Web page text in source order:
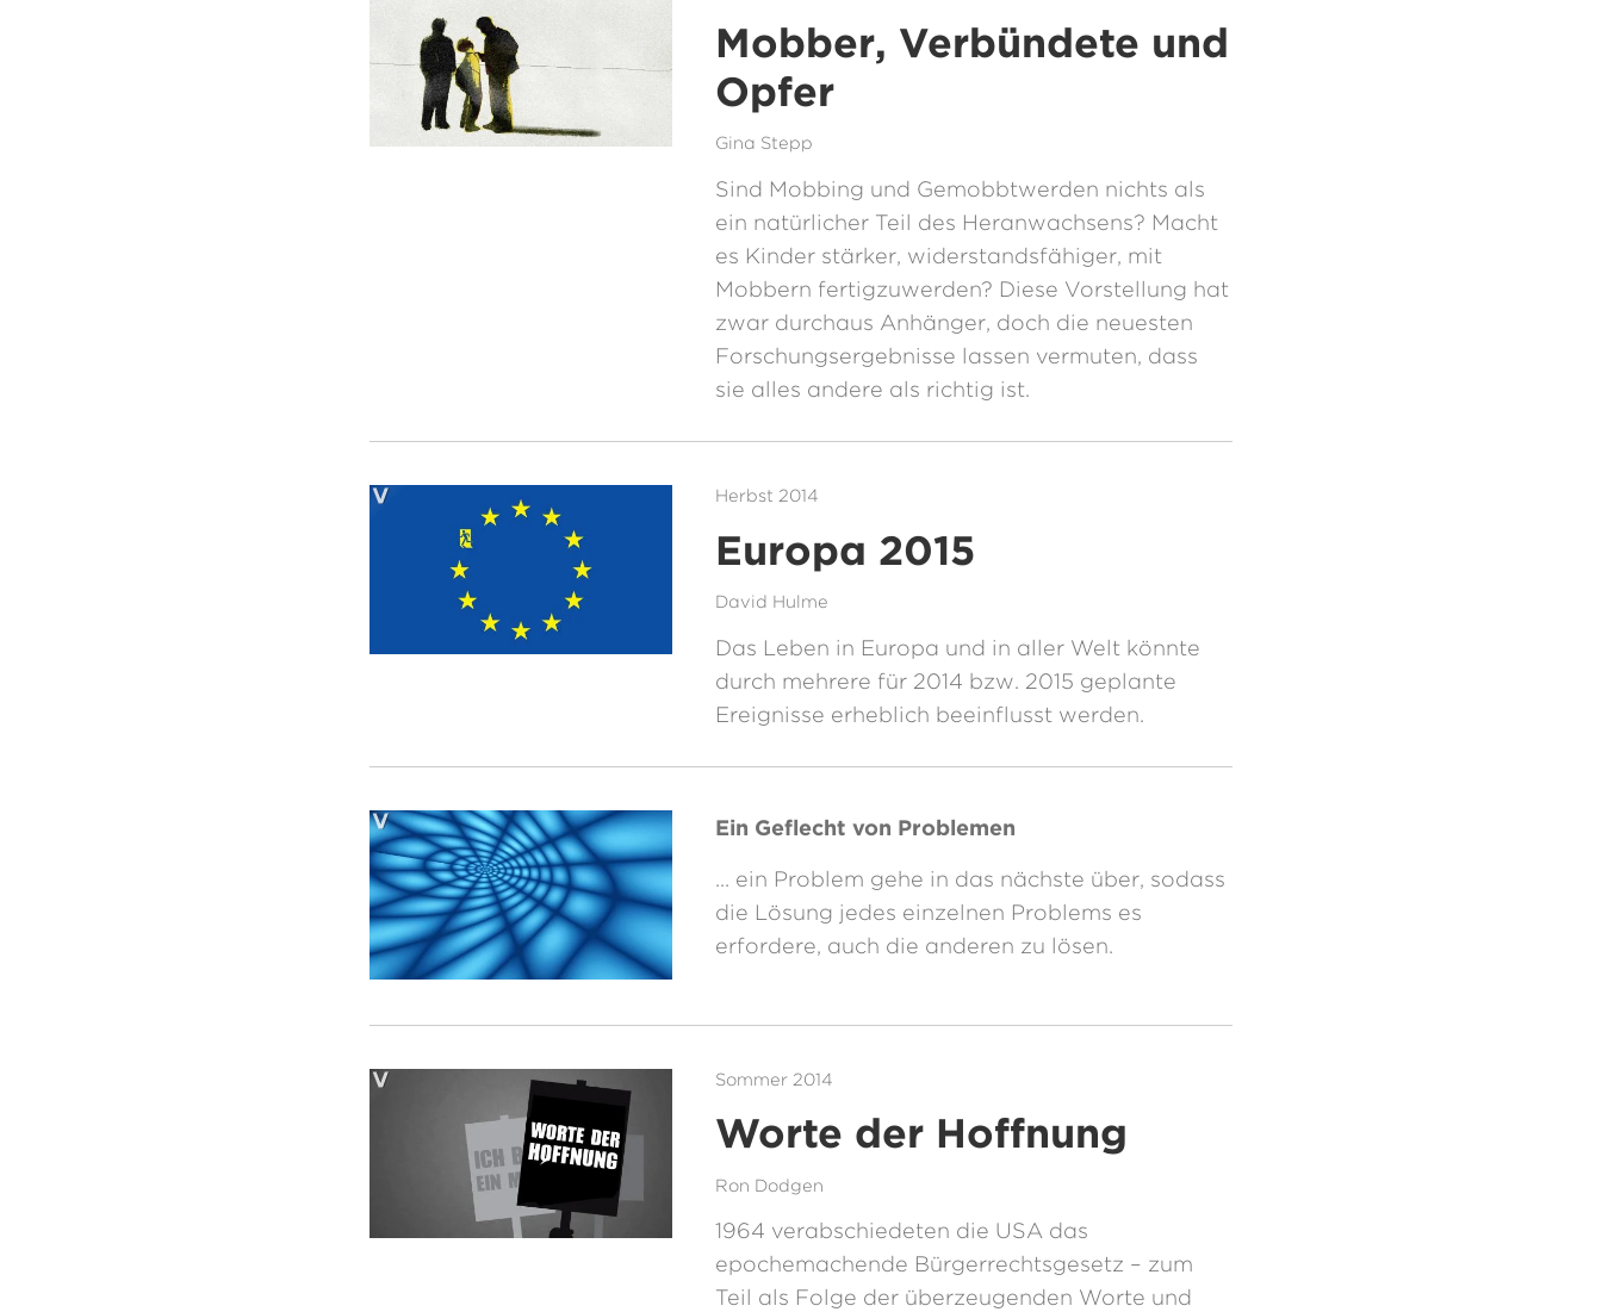
Mobber, Verbündete und
Opfer
Gina Stepp
Sind Mobbing und Gemobbtwerden nichts als
ein natürlicher Teil des Heranwachsens? Macht
es Kinder stärker, widerstandsfähiger, mit
Mobbern fertigzuwerden? Diese Vorstellung hat
zwar durchaus Anhänger, doch die neuesten
Forschungsergebnisse lassen vermuten, dass
sie alles andere als richtig ist.
Herbst 2014
Europa 2015
David Hulme
Das Leben in Europa und in aller Welt könnte
durch mehrere für 2014 bzw. 2015 geplante
Ereignisse erheblich beeinflusst werden.
Ein Geflecht von Problemen
... ein Problem gehe in das nächste über, sodass
die Lösung jedes einzelnen Problems es
erfordere, auch die anderen zu lösen.
Sommer 2014
Worte der Hoffnung
Ron Dodgen
1964 verabschiedeten die USA das
epochemachende Bürgerrechtsgesetz – zum
Teil als Folge der überzeugenden Worte und